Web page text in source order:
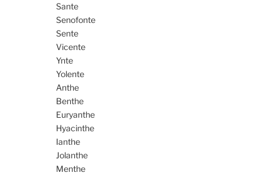
Sante
Senofonte
Sente
Vicente
Ynte
Yolente
Anthe
Benthe
Euryanthe
Hyacinthe
Ianthe
Jolanthe
Menthe